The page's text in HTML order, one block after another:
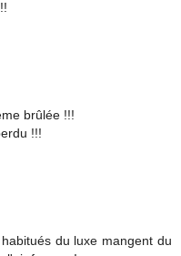
brûlée !!!
!!!
du luxe mangent du